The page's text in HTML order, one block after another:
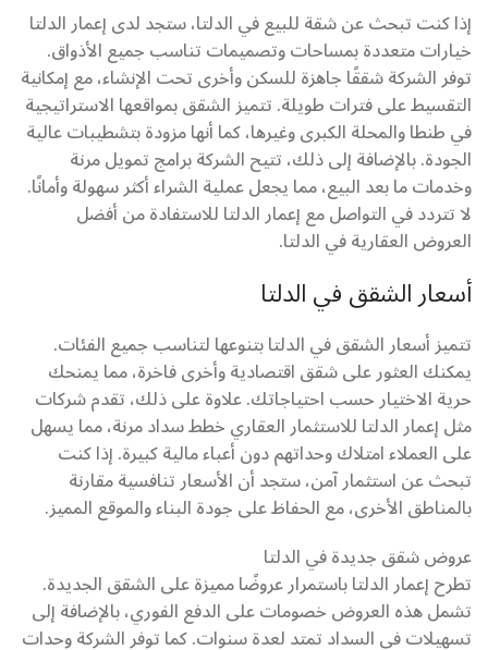
إذا كنت تبحث عن شقة للبيع في الدلتا، ستجد لدى إعمار الدلتا
خيارات متعددة بمساحات وتصميمات تناسب جميع الأذواق.
توفر الشركة شققًا جاهزة للسكن وأخرى تحت الإنشاء، مع إمكانية
التقسيط على فترات طويلة. تتميز الشقق بمواقعها الاستراتيجية
في طنطا والمحلة الكبرى وغيرها، كما أنها مزودة بتشطيبات عالية
الجودة. بالإضافة إلى ذلك، تتيح الشركة برامج تمويل مرنة
وخدمات ما بعد البيع، مما يجعل عملية الشراء أكثر سهولة وأمانًا.
لا تتردد في التواصل مع إعمار الدلتا للاستفادة من أفضل
العروض العقارية في الدلتا.
أسعار الشقق في الدلتا
تتميز أسعار الشقق في الدلتا بتنوعها لتناسب جميع الفئات.
يمكنك العثور على شقق اقتصادية وأخرى فاخرة، مما يمنحك
حرية الاختيار حسب احتياجاتك. علاوة على ذلك، تقدم شركات
مثل إعمار الدلتا للاستثمار العقاري خطط سداد مرنة، مما يسهل
على العملاء امتلاك وحداتهم دون أعباء مالية كبيرة. إذا كنت
تبحث عن استثمار آمن، ستجد أن الأسعار تنافسية مقارنة
بالمناطق الأخرى، مع الحفاظ على جودة البناء والموقع المميز.
عروض شقق جديدة في الدلتا
تطرح إعمار الدلتا باستمرار عروضًا مميزة على الشقق الجديدة.
تشمل هذه العروض خصومات على الدفع الفوري، بالإضافة إلى
تسهيلات في السداد تمتد لعدة سنوات. كما توفر الشركة وحدات